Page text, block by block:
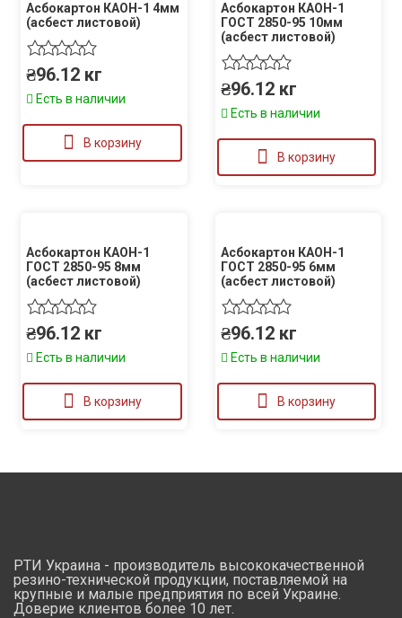
Асбокартон КАОН-1 4мм
(асбест листовой)
₴96.12 кг
Есть в наличии
В корзину
Асбокартон КАОН-1
ГОСТ 2850-95 10мм
(асбест листовой)
₴96.12 кг
Есть в наличии
В корзину
Асбокартон КАОН-1
ГОСТ 2850-95 8мм
(асбест листовой)
₴96.12 кг
Есть в наличии
В корзину
Асбокартон КАОН-1
ГОСТ 2850-95 6мм
(асбест листовой)
₴96.12 кг
Есть в наличии
В корзину
РТИ Украина - производитель высококачественной
резино-технической продукции, поставляемой на
крупные и малые предприятия по всей Украине.
Доверие клиентов более 10 лет.